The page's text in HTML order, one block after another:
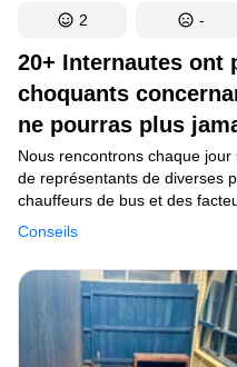
20+ Internautes ont
choquants
ne pourras plus
Conseils
Nous rencontrons chaque
de représentants de diverses
chauffeurs de bus et des
et des pilotes. Généralement,
superficielle du travail des
certaines d’entre elles ont
aimeraient nous raconter,
et avertissements, ou d’un
2 -